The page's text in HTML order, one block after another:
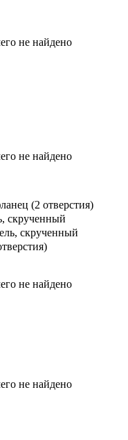
не найдено
не найдено
(2 отверстия)
скрученный
скрученный
не найдено
не найдено